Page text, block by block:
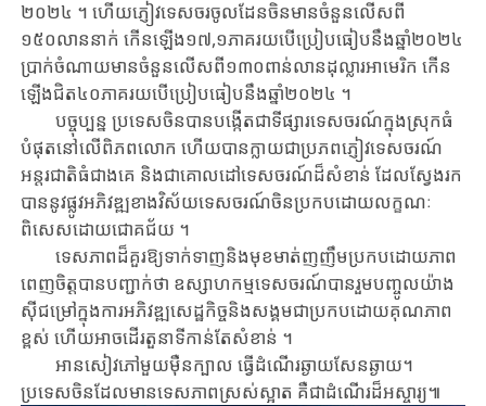
២០២៤ ។ ហើយ​ភ្ញៀវទេសចរចូល​ដែន​ចិន​មាន​ចំនួន​លើស​ពី​
១៥០លាន​នាក់​ កើន​ឡើង​១៧,១ភាគរយ​បើ​ប្រៀបធៀប​នឹងឆ្នាំ​២០​២៤
ប្រាក់ចំណាយ​មាន​ចំនួន​លើស​ពី១៣០ពាន់លានដុល្លារអាមេរិក​​ កើន​
ឡើង​ជិត​៤០​ភាគ​រយបើ​ប្រៀបធៀប​នឹងឆ្នាំ​២០២៤ ។
បច្ចុប្បន្ន ប្រទេស​ចិន​បាន​បង្កើត​ជា​ទីផ្សារ​ទេសចរណ៍​ក្នុងស្រុក​ធំ
បំផុត​នៅ​លើ​ពិភព​លោ​ក ហើយ​បាន​ក្លាយជា​ប្រភពភ្ញៀវទេសចរណ៍
អន្តរជាតិ​ធំជាង​គេ និង​ជា​គោលដៅ​ទេស​ចរណ៍​ដ៏សំខាន់​ ដែល​ស្វែង​រក​
បាន​នូវ​​ផ្លូវ​អភិវឌ្ឍ​ខាង​វិស័យ​ទេសចរណ៍​ចិន​ប្រក​បដោយ​លក្ខណៈ​
ពិសេសដោយ​ជោគ​ជ័យ ។
ទេសភាពដ៏​គួរឱ្យ​ទាក់ទាញនិង​មុខមាត់ញញឹមប្រកប​ដោយភាព
ពេញចិត្ត​បាន​បញ្ជាក់​ថា ឧស្សាហកម្ម​ទេសចរណ៍បាន​​រួមបញ្ចូលយ៉ាង​
ស៊ីជម្រៅ​​ក្នុង​កា​រអភិវឌ្ឍ​សេដ្ឋកិច្ច​និង​សង្គម​ជា​ប្រក​បដោយ​គុណភាព
ខ្ពស់ ហើយ​អាច​ដើរតួនាទី​កាន់តែសំខាន់ ។
អានសៀវភៅមួយម៉ឺនក្បាល ធ្វើដំណើរឆ្ងាយ​សែន​ឆ្ងាយ​។
ប្រទេសចិនដែល​មាន​ទេស​ភាពស្រស់ស្អាត​ គឺជាដំណើរដ៏អស្ចារ្យ៕